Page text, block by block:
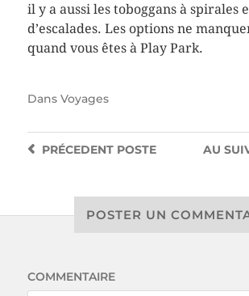
il y a aussi les toboggans à spirales
d’escalades. Les options ne
quand vous êtes à Play Park.
Dans Voyages
AU
PRÉCEDENTPOSTE
POSTER UN
COMMENTAIRE